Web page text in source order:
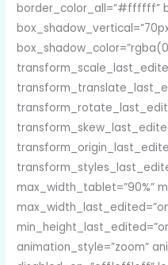
border_color_all=”#ffffff”
max_width_tablet=”90%”
animation_style=”zoom”